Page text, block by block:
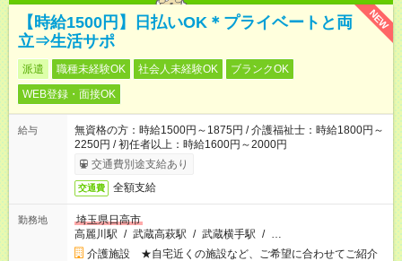
NEW
【時給1500円】日払いOK＊プライベートと両
立⇒生活サポ
派遣 職種未経験OK 社会人未経験OK
ブランクOK
WEB登録・面接OK
給与
無資格の方：時給1500円～1875円 / 介護福祉士：時給1800円～
2250円 / 初任者以上：時給1600円～2000円
交通費別途支給あり
交通費 全額支給
勤務地
埼玉県日高市
高麗川駅 / 武蔵高萩駅 / 武蔵横手駅 / …
介護施設 ★自宅近くの施設など、ご希望に合わせてご紹介